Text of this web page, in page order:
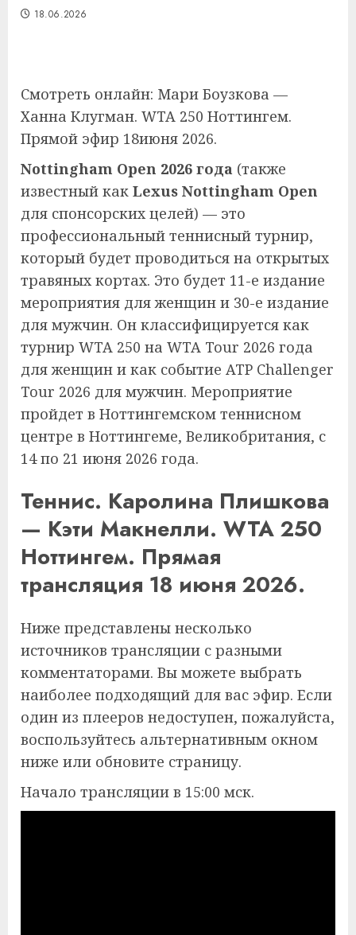
18.06.2026
Смотреть онлайн: Мари Боузкова —
Ханна Клугман. WTA 250 Ноттингем.
Прямой эфир 18июня 2026.
Nottingham Open 2026 года (также
известный как Lexus Nottingham Open
для спонсорских целей) — это
профессиональный теннисный турнир,
который будет проводиться на открытых
травяных кортах. Это будет 11-е издание
мероприятия для женщин и 30-е издание
для мужчин. Он классифицируется как
турнир WTA 250 на WTA Tour 2026 года
для женщин и как событие ATP Challenger
Tour 2026 для мужчин. Мероприятие
пройдет в Ноттингемском теннисном
центре в Ноттингеме, Великобритания, с
14 по 21 июня 2026 года.
Теннис. Каролина Плишкова
— Кэти Макнелли. WTA 250
Ноттингем. Прямая
трансляция 18 июня 2026.
Ниже представлены несколько
источников трансляции с разными
комментаторами. Вы можете выбрать
наиболее подходящий для вас эфир. Если
один из плееров недоступен, пожалуйста,
воспользуйтесь альтернативным окном
ниже или обновите страницу.
Начало трансляции в 15:00 мск.